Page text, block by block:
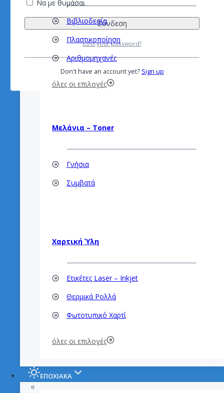
Βιβλιοδεσία
Πλαστικοποίηση
Αριθμομηχανές
όλες οι επιλογές
Μελάνια – Toner
Γνήσια
Συμβατά
Χαρτική Ύλη
Ετικέτες Laser – Inkjet
Θερμικά Ρολλά
Φωτοτυπικό Χαρτί
όλες οι επιλογές
ΕΠΟΧΙΑΚΑ
Να με θυμάσαι
Lost your password?
Don't have an account yet? Sign up